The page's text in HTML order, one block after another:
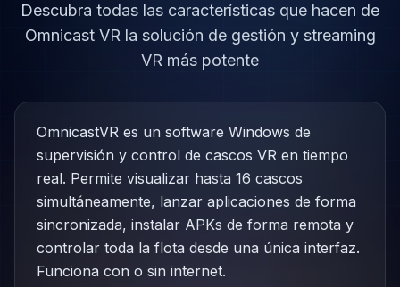
Descubra todas las características que hacen de
Omnicast VR la solución de gestión y streaming
VR más potente
OmnicastVR es un software Windows de
supervisión y control de cascos VR en tiempo
real. Permite visualizar hasta 16 cascos
simultáneamente, lanzar aplicaciones de forma
sincronizada, instalar APKs de forma remota y
controlar toda la flota desde una única interfaz.
Funciona con o sin internet.